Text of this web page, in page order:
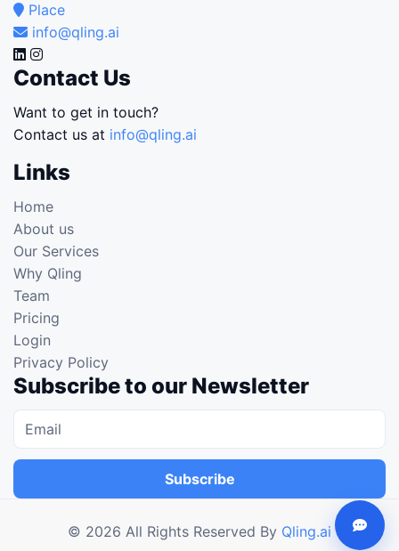
Place
info@qling.ai
Contact Us
Want to get in touch?
Contact us at info@qling.ai
Links
Home
About us
Our Services
Why Qling
Team
Pricing
Login
Privacy Policy
Subscribe to our Newsletter
Subscribe
© 2026 All Rights Reserved By Qling.ai